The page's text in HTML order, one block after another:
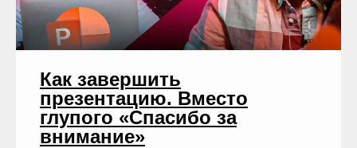
Как завершить
презентацию. Вместо
глупого «Спасибо за
внимание»